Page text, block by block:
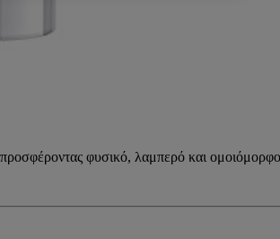
προσφέροντας φυσικό, λαμπερό και